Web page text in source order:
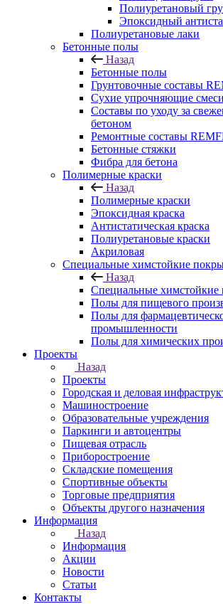
Полиуретановый
Эпоксидный
Полиуретановые лаки
Бетонные полы
Назад
Бетонные полы
Грунтовочные составы
Сухие упрочняющие
Составы по уходу за
бетоном
Ремонтные составы
Бетонные стяжки
Фибра для бетона
Полимерные краски
Назад
Полимерные краски
Эпоксидная краска
Антистатическая краска
Полиуретановые краски
Акриловая
Специальные химстойкие
Назад
Специальные химстойкие
Полы для пищевого
Полы для
промышленности
Полы для химических
Проекты
Назад
Проекты
Городская и деловая
Машиностроение
Образовательные учреждения
Паркинги и автоцентры
Пищевая отрасль
Приборостроение
Складские помещения
Спортивные объекты
Торговые предприятия
Объекты другого назначения
Информация
Назад
Информация
Акции
Новости
Статьи
Контакты